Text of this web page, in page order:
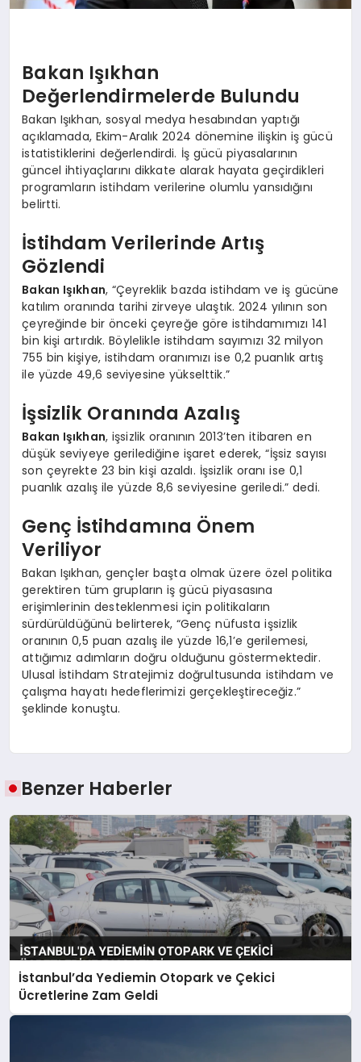
Bakan Işıkhan
Değerlendirmelerde Bulundu
Bakan Işıkhan, sosyal medya hesabından yaptığı
açıklamada, Ekim-Aralık 2024 dönemine ilişkin iş gücü
istatistiklerini değerlendirdi. İş gücü piyasalarının
güncel ihtiyaçlarını dikkate alarak hayata geçirdikleri
programların istihdam verilerine olumlu yansıdığını
belirtti.
İstihdam Verilerinde Artış
Gözlendi
Bakan Işıkhan, “Çeyreklik bazda istihdam ve iş gücüne
katılım oranında tarihi zirveye ulaştık. 2024 yılının son
çeyreğinde bir önceki çeyreğe göre istihdamımızı 141
bin kişi artırdık. Böylelikle istihdam sayımızı 32 milyon
755 bin kişiye, istihdam oranımızı ise 0,2 puanlık artış
ile yüzde 49,6 seviyesine yükselttik.”
İşsizlik Oranında Azalış
Bakan Işıkhan, işsizlik oranının 2013’ten itibaren en
düşük seviyeye gerilediğine işaret ederek, “İşsiz sayısı
son çeyrekte 23 bin kişi azaldı. İşsizlik oranı ise 0,1
puanlık azalış ile yüzde 8,6 seviyesine geriledi.” dedi.
Genç İstihdamına Önem
Veriliyor
Bakan Işıkhan, gençler başta olmak üzere özel politika
gerektiren tüm grupların iş gücü piyasasına
erişimlerinin desteklenmesi için politikaların
sürdürüldüğünü belirterek, “Genç nüfusta işsizlik
oranının 0,5 puan azalış ile yüzde 16,1’e gerilemesi,
attığımız adımların doğru olduğunu göstermektedir.
Ulusal İstihdam Stratejimiz doğrultusunda istihdam ve
çalışma hayatı hedeflerimizi gerçekleştireceğiz.”
şeklinde konuştu.
Benzer Haberler
İstanbul’da Yediemin Otopark ve Çekici
Ücretlerine Zam Geldi